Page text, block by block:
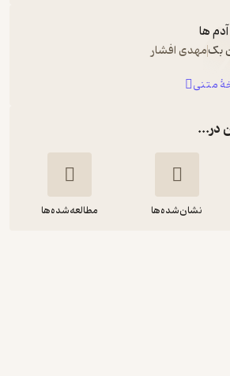
ها
بکمهدی افشار
متنی
در...
نشان‌شده‌ها مطالعه‌شده‌ها